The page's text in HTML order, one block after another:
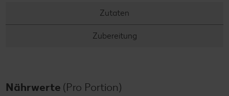
Zutaten
Zubereitung
Nährwerte (Pro Portion)